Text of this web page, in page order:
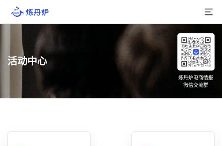
产品介绍
品牌数据
活动中心
炼丹炉电商情报
微信交流群